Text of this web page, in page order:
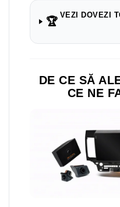
Rame adaptoare Hummer
🏆
VEZI DOVEZI
DE CE SĂ
CE NE